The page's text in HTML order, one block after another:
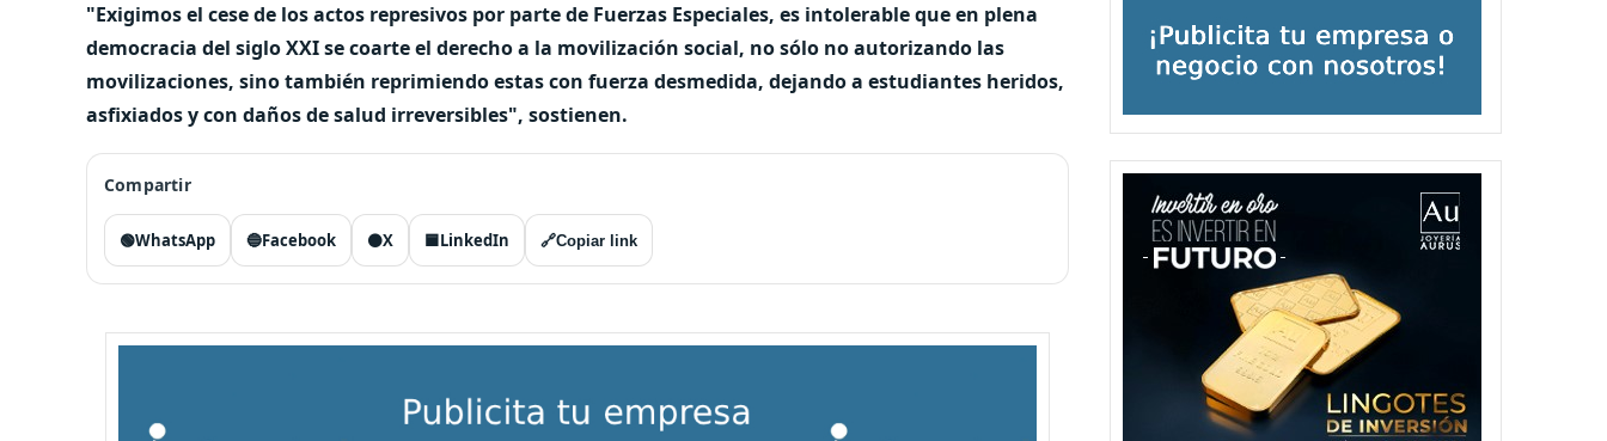
"Exigimos el cese de los actos represivos por parte de Fuerzas Especiales, es intolerable que en plena
democracia del siglo XXI se coarte el derecho a la movilización social, no sólo no autorizando las
movilizaciones, sino también reprimiendo estas con fuerza desmedida, dejando a estudiantes heridos,
asfixiados y con daños de salud irreversibles", sostienen.
Compartir
🟢WhatsApp 🔵Facebook ⚫X 🟦LinkedIn 🔗Copiar link